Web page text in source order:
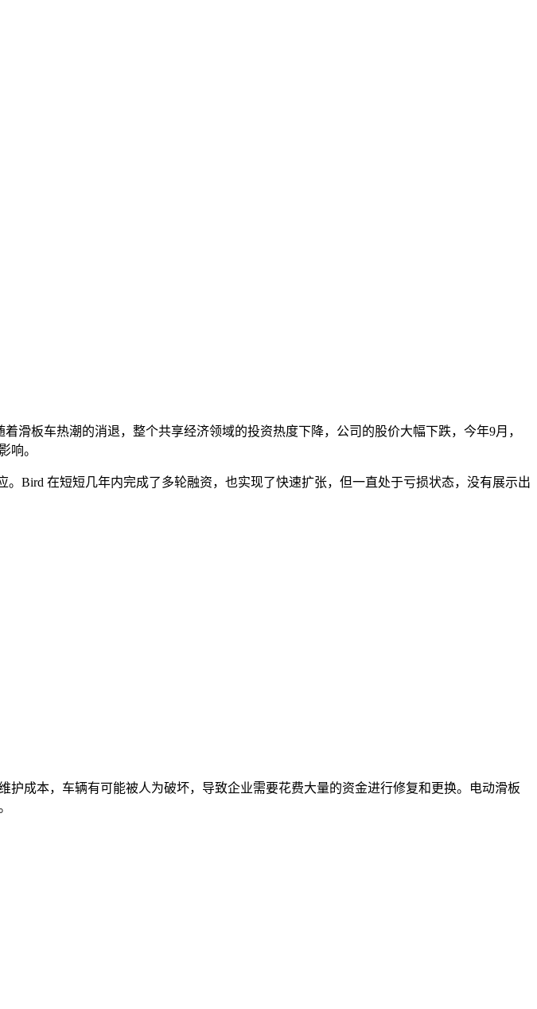
滑板车热潮的消退，整个共享经济领域的投资热度下降，公司的股价大幅下跌，今年9月，
响。
Bird 在短短几年内完成了多轮融资，也实现了快速扩张，但一直处于亏损状态，没有展示出
护成本，车辆有可能被人为破坏，导致企业需要花费大量的资金进行修复和更换。电动滑板